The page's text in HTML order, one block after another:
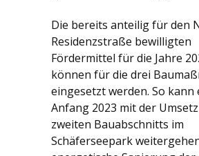
Die bereits anteilig für den
Residenzstraße bewilligten
Fördermittel für die Jahre
können für die drei
eingesetzt werden. So kann
Anfang 2023 mit der
zweiten Bauabschnitts im
Schäferseepark